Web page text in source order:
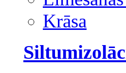
Krāsa